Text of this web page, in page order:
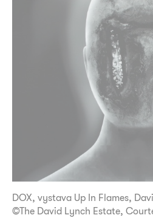
DOX, vystava Up In Flames,
©The David Lynch Estate,